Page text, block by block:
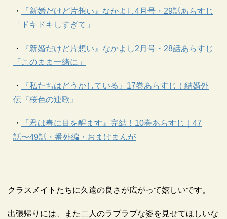
・
『新婚だけど片想い』なかよし4月号・29話あらすじ
「ドキドキしすぎて」
・
『新婚だけど片想い』なかよし2月号・28話あらすじ
「このまま一緒に」
・
『私たちはどうかしている』17巻あらすじ！結婚外
伝『桜色の連歌』
・
『君は春に目を醒ます』完結！10巻あらすじ｜47
話〜49話・番外編・おまけまんが
クラスメイトたちに久遠の良さが広がって嬉しいです。
出張帰りには、また二人のラブラブな姿を見せてほしいな